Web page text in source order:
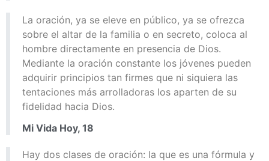
La oración, ya se eleve en público, ya se ofrezca
sobre el altar de la familia o en secreto, coloca al
hombre directamente en presencia de Dios.
Mediante la oración constante los jóvenes pueden
adquirir principios tan firmes que ni siquiera las
tentaciones más arrolladoras los aparten de su
fidelidad hacia Dios.
Mi Vida Hoy, 18
Hay dos clases de oración: la que es una fórmula y